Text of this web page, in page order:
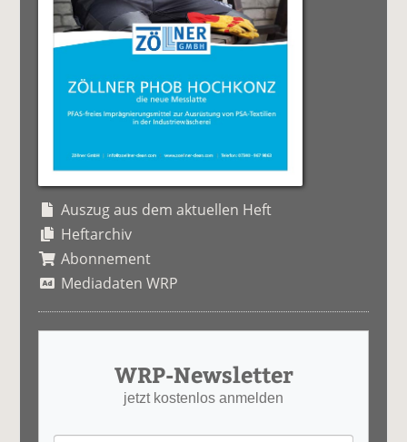
Auszug aus dem aktuellen Heft
Heftarchiv
Abonnement
Mediadaten WRP
WRP-Newsletter
jetzt kostenlos anmelden